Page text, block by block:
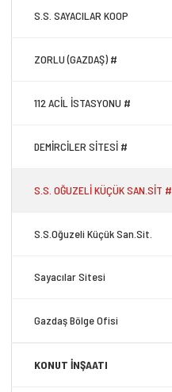
S.S. SAYACILAR KOOP
ZORLU (GAZDAŞ) #
112 ACİL İSTASYONU #
DEMİRCİLER SİTESİ #
S.S. OĞUZELİ KÜÇÜK SAN.SİT #
S.S.Oğuzeli Küçük San.Sit.
Sayacılar Sitesi
Gazdaş Bölge Ofisi
KONUT İNŞAATI